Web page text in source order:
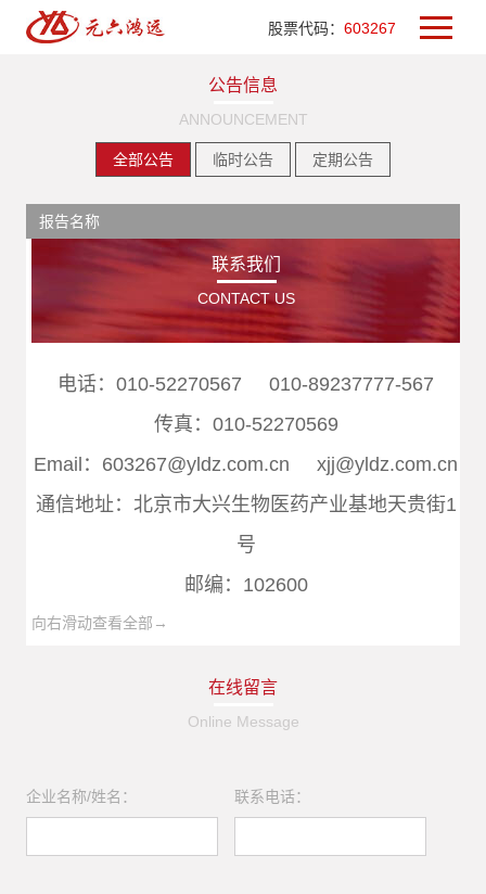
股票代码： 603267
公告信息
ANNOUNCEMENT
全部公告 临时公告 定期公告
报告名称
联系我们
CONTACT US
电话：010-52270567 010-89237777-567
传真：010-52270569
Email：603267@yldz.com.cn xjj@yldz.com.cn
通信地址：北京市大兴生物医药产业基地天贵街1
号
邮编：102600
向右滑动查看全部→
在线留言
Online Message
企业名称/姓名： 联系电话：